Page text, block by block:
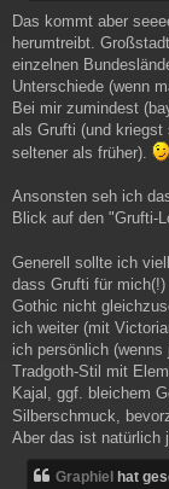
Das kommt aber
herumtreibt.
einzelnen
Unterschiede (wenn
Bei mir zumindest
als Grufti (und kriegst
seltener als früher).
Ansonsten seh ich
Blick auf den "Grufti-
Generell sollte ich
dass Grufti für
Gothic nicht
ich weiter (mit
ich persönlich
Tradgoth-Stil mit
Kajal, ggf. bleichem
Silberschmuck,
Aber das ist natürlich
Graphiel
hat